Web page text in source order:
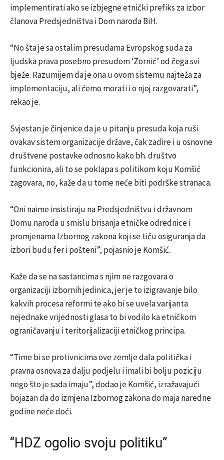
implementirati ako se izbjegne etnički prefiks za izbor
članova Predsjedništva i Dom naroda BiH.
“No šta je sa ostalim presudama Evropskog suda za
ljudska prava posebno presudom ‘Zornić’ od čega svi
bježe. Razumijem da je ona u ovom sistemu najteža za
implementaciju, ali ćemo morati i o njoj razgovarati”,
rekao je.
Svjestan je činjenice da je u pitanju presuda koja ruši
ovakav sistem organizacije države, čak zadire i u osnovne
društvene postavke odnosno kako bh. društvo
funkcionira, ali to se poklapa s politikom koju Komšić
zagovara, no, kaže da u tome neće biti podrške stranaca.
“Oni naime insistiraju na Predsjedništvu i državnom
Domu naroda u smislu brisanja etničke odrednice i
promjenama Izbornog zakona koji se tiču osiguranja da
izbori budu fer i pošteni”, pojasnio je Komšić.
Kaže da se na sastancima s njim ne razgovara o
organizaciji izbornih jedinica, jer je to izigravanje bilo
kakvih procesa reformi te ako bi se uvela varijanta
nejednake vrijednosti glasa to bi vodilo ka etničkom
ograničavanju i teritorijalizaciji etničkog principa.
“Time bi se protivnicima ove zemlje dala politička i
pravna osnova za dalju podjelu i imali bi bolju poziciju
nego što je sada imaju”, dodao je Komšić, izražavajući
bojazan da do izmjena Izbornog zakona do maja naredne
godine neće doći.
“HDZ ogolio svoju politiku”